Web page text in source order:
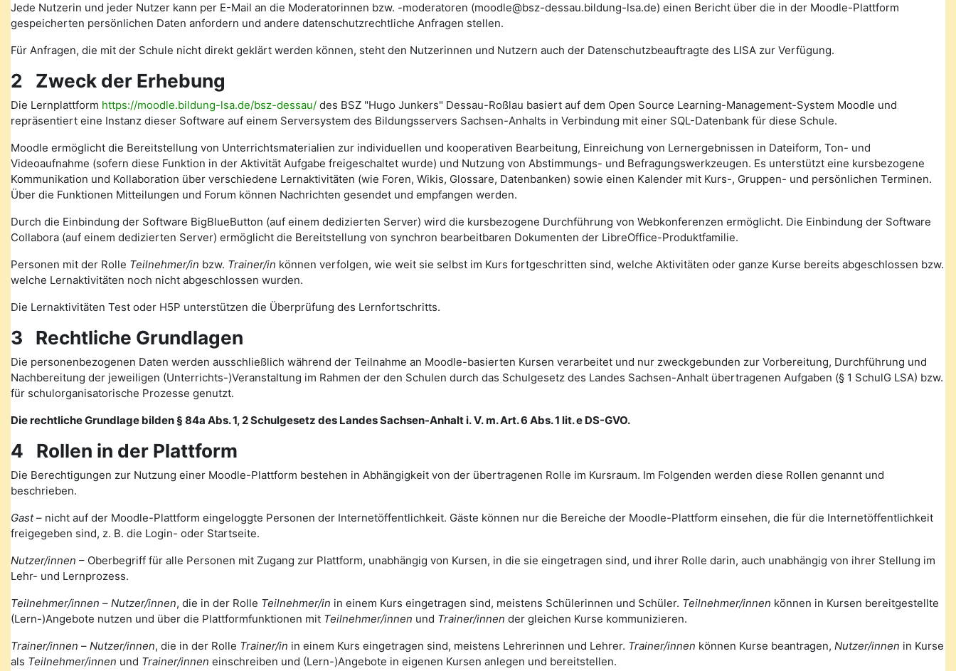
Jede Nutzerin und jeder Nutzer kann per E-Mail an die Moderatorinnen bzw. -moderatoren (moodle@bsz-dessau.bildung-lsa.de) einen Bericht über die in der Moodle-Plattform
gespeicherten persönlichen Daten anfordern und andere datenschutzrechtliche Anfragen stellen.
Für Anfragen, die mit der Schule nicht direkt geklärt werden können, steht den Nutzerinnen und Nutzern auch der Datenschutzbeauftragte des LISA zur Verfügung.
2 Zweck der Erhebung
Die Lernplattform https://moodle.bildung-lsa.de/bsz-dessau/ des BSZ "Hugo Junkers" Dessau-Roßlau basiert auf dem Open Source Learning-Management-System Moodle und
repräsentiert eine Instanz dieser Software auf einem Serversystem des Bildungsservers Sachsen-Anhalts in Verbindung mit einer SQL-Datenbank für diese Schule.
Moodle ermöglicht die Bereitstellung von Unterrichtsmaterialien zur individuellen und kooperativen Bearbeitung, Einreichung von Lernergebnissen in Dateiform, Ton- und
Videoaufnahme (sofern diese Funktion in der Aktivität Aufgabe freigeschaltet wurde) und Nutzung von Abstimmungs- und Befragungswerkzeugen. Es unterstützt eine kursbezogene
Kommunikation und Kollaboration über verschiedene Lernaktivitäten (wie Foren, Wikis, Glossare, Datenbanken) sowie einen Kalender mit Kurs-, Gruppen- und persönlichen Terminen.
Über die Funktionen Mitteilungen und Forum können Nachrichten gesendet und empfangen werden.
Durch die Einbindung der Software BigBlueButton (auf einem dedizierten Server) wird die kursbezogene Durchführung von Webkonferenzen ermöglicht. Die Einbindung der Software
Collabora (auf einem dedizierten Server) ermöglicht die Bereitstellung von synchron bearbeitbaren Dokumenten der LibreOffice-Produktfamilie.
Personen mit der Rolle Teilnehmer/in bzw. Trainer/in können verfolgen, wie weit sie selbst im Kurs fortgeschritten sind, welche Aktivitäten oder ganze Kurse bereits abgeschlossen bzw.
welche Lernaktivitäten noch nicht abgeschlossen wurden.
Die Lernaktivitäten Test oder H5P unterstützen die Überprüfung des Lernfortschritts.
3 Rechtliche Grundlagen
Die personenbezogenen Daten werden ausschließlich während der Teilnahme an Moodle-basierten Kursen verarbeitet und nur zweckgebunden zur Vorbereitung, Durchführung und
Nachbereitung der jeweiligen (Unterrichts-)Veranstaltung im Rahmen der den Schulen durch das Schulgesetz des Landes Sachsen-Anhalt übertragenen Aufgaben (§ 1 SchulG LSA) bzw.
für schulorganisatorische Prozesse genutzt.
Die rechtliche Grundlage bilden § 84a Abs. 1, 2 Schulgesetz des Landes Sachsen-Anhalt i. V. m. Art. 6 Abs. 1 lit. e DS-GVO.
4 Rollen in der Plattform
Die Berechtigungen zur Nutzung einer Moodle-Plattform bestehen in Abhängigkeit von der übertragenen Rolle im Kursraum. Im Folgenden werden diese Rollen genannt und
beschrieben.
Gast– nicht auf der Moodle-Plattform eingeloggte Personen der Internetöffentlichkeit. Gäste können nur die Bereiche der Moodle-Plattform einsehen, die für die Internetöffentlichkeit
freigegeben sind, z. B. die Login- oder Startseite.
Nutzer/innen – Oberbegriff für alle Personen mit Zugang zur Plattform, unabhängig von Kursen, in die sie eingetragen sind, und ihrer Rolle darin, auch unabhängig von ihrer Stellung im
Lehr- und Lernprozess.
Teilnehmer/innen – Nutzer/innen, die in der Rolle Teilnehmer/in in einem Kurs eingetragen sind, meistens Schülerinnen und Schüler. Teilnehmer/innen können in Kursen bereitgestellte
(Lern-)Angebote nutzen und über die Plattformfunktionen mit Teilnehmer/innen und Trainer/innen der gleichen Kurse kommunizieren.
Trainer/innen – Nutzer/innen, die in der Rolle Trainer/in in einem Kurs eingetragen sind, meistens Lehrerinnen und Lehrer. Trainer/innen können Kurse beantragen, Nutzer/innen in Kurse
als Teilnehmer/innen und Trainer/innen einschreiben und (Lern-)Angebote in eigenen Kursen anlegen und bereitstellen.